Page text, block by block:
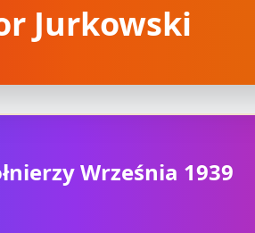
Jurkowski
Września 1939